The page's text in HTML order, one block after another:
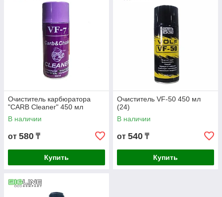
Очиститель карбюратора
"CARB Cleaner" 450 мл
В наличии
от 580 ₸
Купить
Очиститель VF-50 450 мл
(24)
В наличии
от 540 ₸
Купить